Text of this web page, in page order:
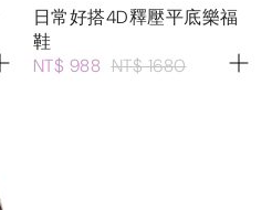
日常好搭4D釋壓平底樂福
鞋
NT$ 988 NT$ 1680